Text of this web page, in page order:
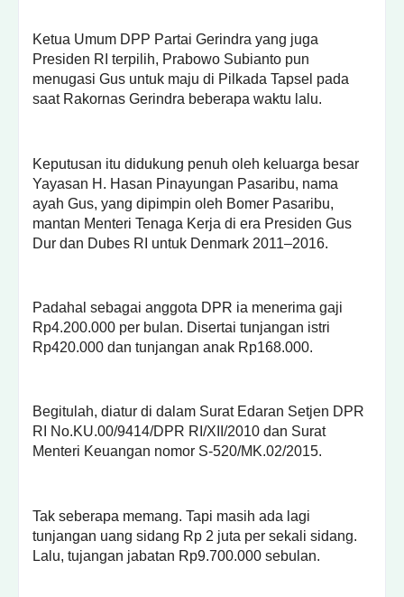
Ketua Umum DPP Partai Gerindra yang juga
Presiden RI terpilih, Prabowo Subianto pun
menugasi Gus untuk maju di Pilkada Tapsel pada
saat Rakornas Gerindra beberapa waktu lalu.
Keputusan itu didukung penuh oleh keluarga besar
Yayasan H. Hasan Pinayungan Pasaribu, nama
ayah Gus, yang dipimpin oleh Bomer Pasaribu,
mantan Menteri Tenaga Kerja di era Presiden Gus
Dur dan Dubes RI untuk Denmark 2011–2016.
Padahal sebagai anggota DPR ia menerima gaji
Rp4.200.000 per bulan. Disertai tunjangan istri
Rp420.000 dan tunjangan anak Rp168.000.
Begitulah, diatur di dalam Surat Edaran Setjen DPR
RI No.KU.00/9414/DPR RI/XII/2010 dan Surat
Menteri Keuangan nomor S-520/MK.02/2015.
Tak seberapa memang. Tapi masih ada lagi
tunjangan uang sidang Rp 2 juta per sekali sidang.
Lalu, tujangan jabatan Rp9.700.000 sebulan.